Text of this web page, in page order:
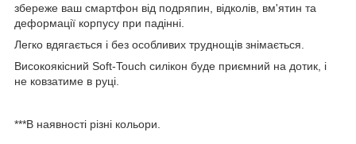
збереже ваш смартфон від подряпин, відколів, вм'ятин та
деформації корпусу при падінні.
Легко вдягається і без особливих труднощів знімається.
Високоякісний Soft-Touch силікон буде приємний на дотик, і
не ковзатиме в руці.
***В наявності різні кольори.